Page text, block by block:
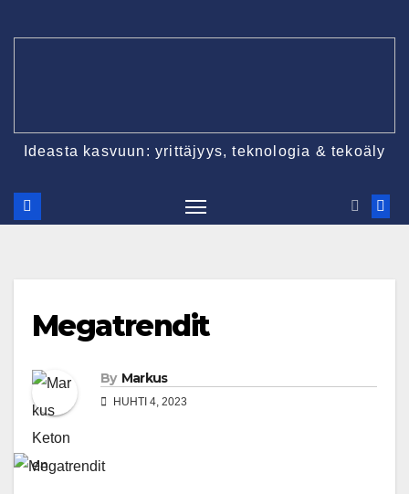
Ideasta kasvuun: yrittäjyys, teknologia & tekoäly
Megatrendit
By Markus
HUHTI 4, 2023